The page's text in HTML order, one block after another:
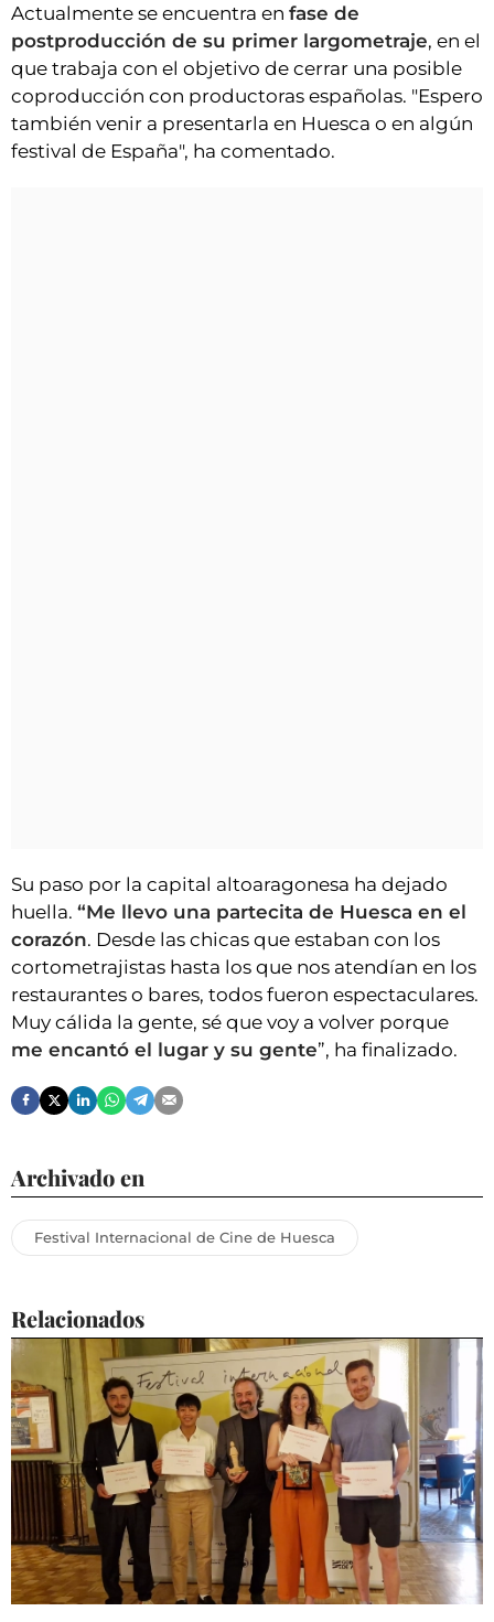
Actualmente se encuentra en fase de
postproducción de su primer largometraje, en el
que trabaja con el objetivo de cerrar una posible
coproducción con productoras españolas. "Espero
también venir a presentarla en Huesca o en algún
festival de España", ha comentado.
Su paso por la capital altoaragonesa ha dejado
huella. “Me llevo una partecita de Huesca en el
corazón. Desde las chicas que estaban con los
cortometrajistas hasta los que nos atendían en los
restaurantes o bares, todos fueron espectaculares.
Muy cálida la gente, sé que voy a volver porque
me encantó el lugar y su gente”, ha finalizado.
Archivado en
Festival Internacional de Cine de Huesca
Relacionados